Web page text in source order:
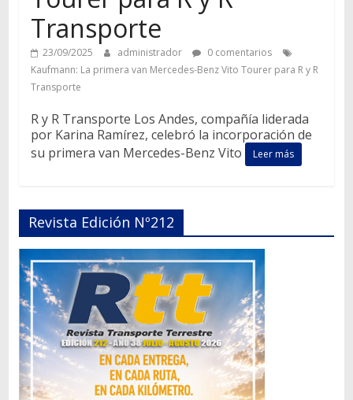
Transporte
23/09/2025 administrador
0 comentarios
Kaufmann: La primera van Mercedes-Benz Vito Tourer para R y R
Transporte
R y R Transporte Los Andes, compañía liderada
por Karina Ramírez, celebró la incorporación de
su primera van Mercedes-Benz Vito
Leer más
Revista Edición Nº212